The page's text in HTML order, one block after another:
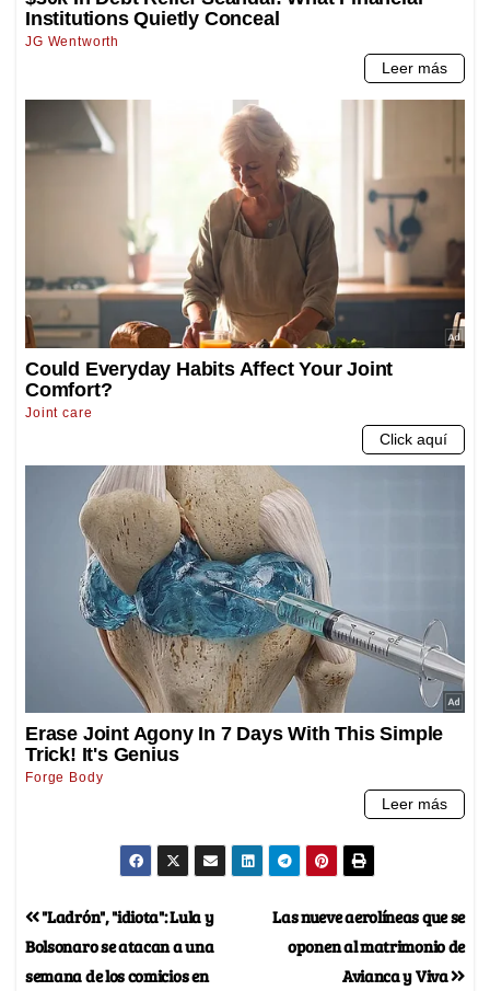
Las nueve aerolíneas que se
oponen al matrimonio de
Avianca y Viva
"Ladrón", "idiota": Lula y
Bolsonaro se atacan a una
semana de los comicios en